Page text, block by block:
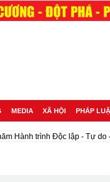
MEDIA XÃ HỘI PHÁP
trình Độc lập - Tự do -